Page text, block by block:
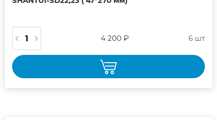
4 200 ₽ 6 шт